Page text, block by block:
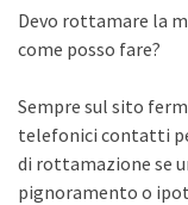
Devo rottamare la
come posso fare?
Sempre sul sito
telefonici contatti
di rottamazione se
pignoramento o